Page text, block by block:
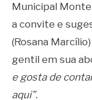
Municipal
a convite e
(Rosana
gentil em sua
e gosta de
aqui”.